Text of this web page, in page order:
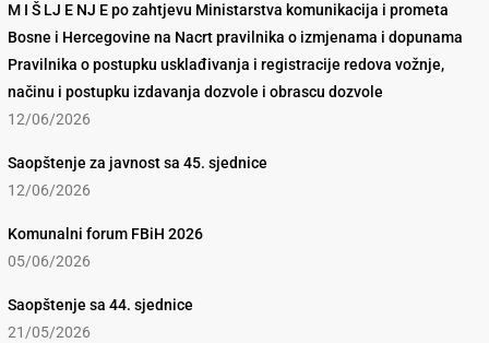
M I Š LJ E NJ E po zahtjevu Ministarstva komunikacija i prometa
Bosne i Hercegovine na Nacrt pravilnika o izmjenama i dopunama
Pravilnika o postupku usklađivanja i registracije redova vožnje,
načinu i postupku izdavanja dozvole i obrascu dozvole
12/06/2026
Saopštenje za javnost sa 45. sjednice
12/06/2026
Komunalni forum FBiH 2026
05/06/2026
Saopštenje sa 44. sjednice
21/05/2026